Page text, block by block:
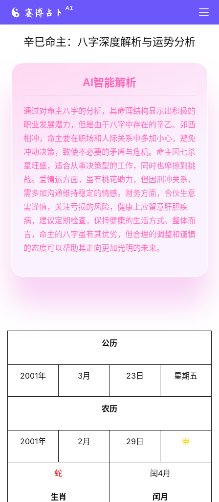
辛巳命主：八字深度解析与运势分析
AI智能解析
通过对命主八字的分析，其命理结构显示出积极的
职业发展潜力，但是由于八字中存在的辛乙、卯酉
相冲，命主要在职场和人际关系中多加小心，避免
冲动决策，致使不必要的矛盾与危机。命主因七杀
星旺盛，适合从事决策型的工作，同时也摩擦到挑
战。爱情运方面，虽有桃花助力，但因刑冲关系，
需多加沟通维持稳定的情感。财务方面，合伙生意
需谨慎，关注亏损的风险，健康上应留意肝胆疾
病，建议定期检查，保持健康的生活方式。整体而
言，命主的八字虽有其优劣，但合理的调整和谨慎
的态度可以帮助其走向更加光明的未来。
公历
2001年 3月 23日 星期五
农历
2001年 2月 29日 申
蛇
生肖
闰4月
闰月